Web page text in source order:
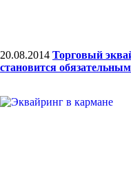
20.08.2014 Торговый
становится обязательным